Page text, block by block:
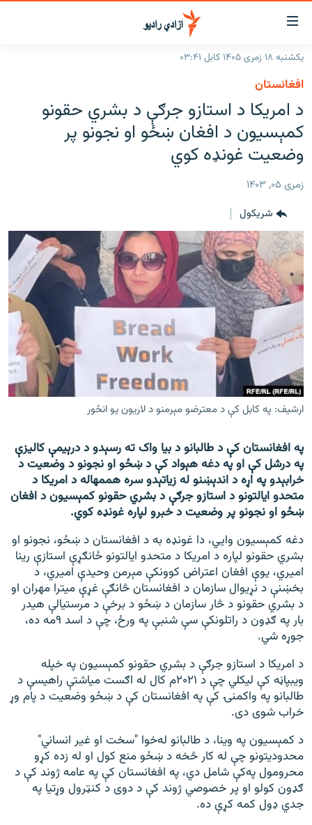
د
لاسرسۍ
وړ
لېنکونه
متن
ته
ورتلل
اصلي
ته
لټون
پاڼې
ته
مراجعه
راپورونه
افغانستان
سیمه
خبرونه
افغانستان
د خپرونو جدول
انځوریزه برخه
ورزش
د کډوالۍ بحران
'کووېډ-۱۹'
اړیکه
Azadi English
د ازادې اروپا/ ازادي راډيو ټولې پاڼې
یکشنبه ۱۸ زمری ۱۴۰۵ کابل ۰۳:۴۱
افغانستان
د امریکا د استازو جرګې د بشري حقونو
کمېسیون د افغان ښځو او نجونو پر
وضعیت غونډه کوي
زمری ۰۵, ۱۴۰۳
شريکول
ارشیف: په کابل کې د معترضو مېرمنو د لاریون یو انځور
په افغانستان کې د طالبانو د بیا واک ته رسېدو د درېیمې کالیزې
په درشل کې او په دغه هېواد کې د ښځو او نجونو د وضعیت د
خرابېدو په اړه د اندېښنو له زیاتېدو سره هممهاله د امریکا د
متحدو ایالتونو د استازو جرګې د بشري حقونو کمېسیون د افغان
ښځو او نجونو پر وضعیت د خبرو لپاره غونډه کوي.
دغه کمېسیون وايي، دا غونډه به د افغانستان د ښځو، نجونو او
بشري حقونو لپاره د امریکا د متحدو ایالتونو ځانګړې استازې رینا
امیري، یوې افغان اعتراض کوونکې مېرمن وحیدې امیري، د
بخښنې د نړیوال سازمان د افغانستان څانګې غړې میترا مهران او
د بشري حقونو د څار سازمان د ښځو د برخې د مرستیالې هیدر
بار په ګډون د راتلونکې سې شنبې په ورځ، چې د اسد ۹مه ده،
جوړه شي.
د امریکا د استازو جرګې د بشري حقونو کمېسیون په خپله
ویبپاڼه کې لیکلي چې د ۲۰۲۱م کال له اګست میاشتې راهیسې د
طالبانو په واکمنۍ کې په افغانستان کې د ښځو وضعیت د پام وړ
خراب شوی دی.
د کمېسیون په وینا، د طالبانو له‌خوا "سخت او غیر انساني"
محدودیتونو چې له کار څخه د ښځو منع کول او له زده کړو
محرومول په‌کې شامل دي، په افغانستان کې په عامه ژوند کې د
ګډون کولو او پر خصوصي ژوند کې د دوی د کنټرول وړتیا په
جدي ډول کمه کړې ده.